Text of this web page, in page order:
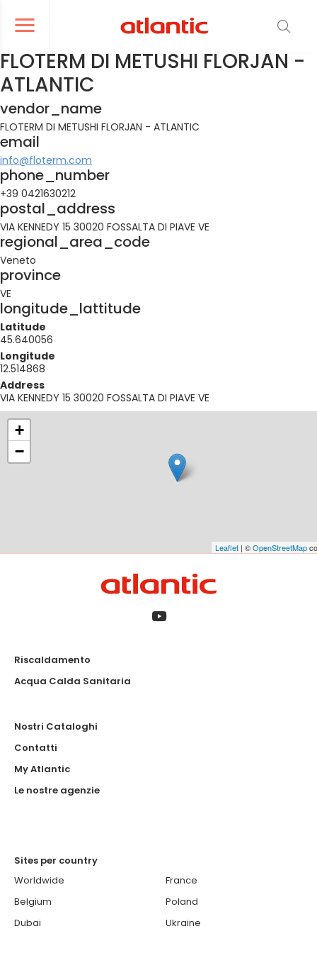
Ouvrir le menu de navigation
le menu de navigation
FLOTERM DI METUSHI FLORJAN -
ATLANTIC
vendor_name
FLOTERM DI METUSHI FLORJAN - ATLANTIC
email
info@floterm.com
phone_number
+39 0421630212
postal_address
VIA KENNEDY 15 30020 FOSSALTA DI PIAVE VE
regional_area_code
Veneto
province
VE
longitude_lattitude
Latitude
45.640056
Longitude
12.514868
Address
VIA KENNEDY 15 30020 FOSSALTA DI PIAVE VE
+
−
Leaflet | ©OpenStreetMap
Riscaldamento
Acqua Calda Sanitaria
Nostri Cataloghi
Contatti
My Atlantic
Le nostre agenzie
Sites per country
Worldwide
Belgium
Dubai
France
Poland
Ukraine